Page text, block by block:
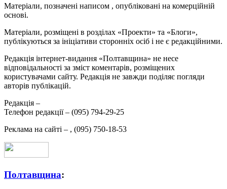
Матеріали, позначені написом , опубліковані на комерційній
основі.
Матеріали, розміщені в розділах «Проекти» та «Блоги»,
публікуються за ініціативи сторонніх осіб і не є редакційними.
Редакція інтернет-видання «Полтавщина» не несе
відповідальності за зміст коментарів, розміщених
користувачами сайту. Редакція не завжди поділяє погляди
авторів публікацій.
Редакція –
Телефон редакції – (095) 794-29-25
Реклама на сайті – , (095) 750-18-53
Полтавщина: